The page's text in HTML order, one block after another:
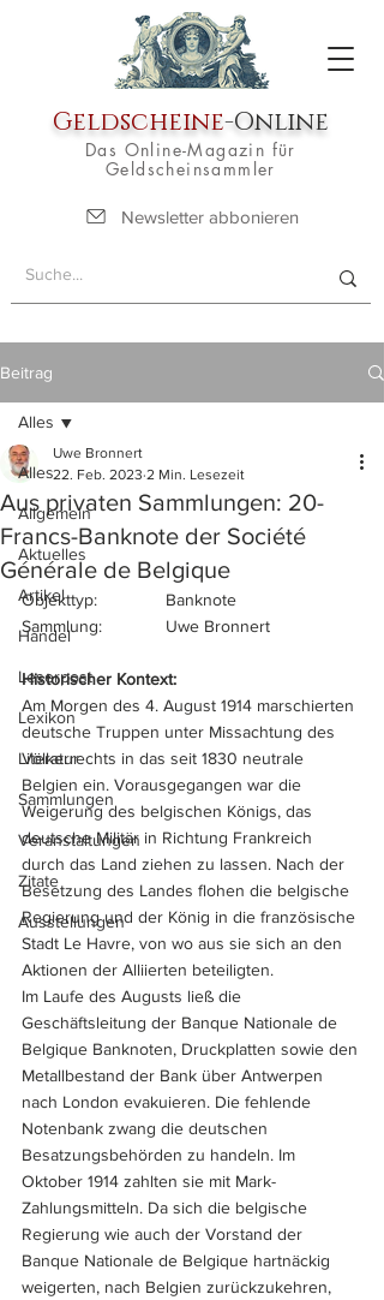
Geldscheine-Online
Das Online-Magazin für
Geldscheinsammler
Newsletter abbonieren
Beitrag
Alles
Allgemein
Aktuelles
Artikel
Handel
Leserpost
Lexikon
Literatur
Sammlungen
Veranstaltungen
Zitate
Ausstellungen
Alles
Aus privaten Sammlungen: 20-
Francs-Banknote der Société
Générale de Belgique
Uwe Bronnert
22. Feb. 2023 2 Min. Lesezeit
Objekttyp:		Banknote
Sammlung:		Uwe Bronnert
Historischer Kontext:
Am Morgen des 4. August 1914 marschierten
deutsche Truppen unter Missachtung des
Völkerrechts in das seit 1830 neutrale
Belgien ein. Vorausgegangen war die
Weigerung des belgischen Königs, das
deutsche Militär in Richtung Frankreich
durch das Land ziehen zu lassen. Nach der
Besetzung des Landes flohen die belgische
Regierung und der König in die französische
Stadt Le Havre, von wo aus sie sich an den
Aktionen der Alliierten beteiligten.
Im Laufe des Augusts ließ die
Geschäftsleitung der Banque Nationale de
Belgique Banknoten, Druckplatten sowie den
Metallbestand der Bank über Antwerpen
nach London evakuieren. Die fehlende
Notenbank zwang die deutschen
Besatzungsbehörden zu handeln. Im
Oktober 1914 zahlten sie mit Mark-
Zahlungsmitteln. Da sich die belgische
Regierung wie auch der Vorstand der
Banque Nationale de Belgique hartnäckig
weigerten, nach Belgien zurückzukehren,